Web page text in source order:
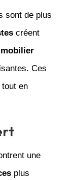
sont de plus
créent
mobilier
Ces
en
une
plus